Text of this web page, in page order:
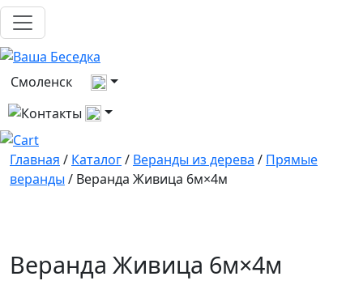
Смоленск
Выберите город
Все контакты
Главная / Каталог/ Веранды из дерева / Прямые
веранды / Веранда Живица 6м×4м
Веранда Живица 6м×4м